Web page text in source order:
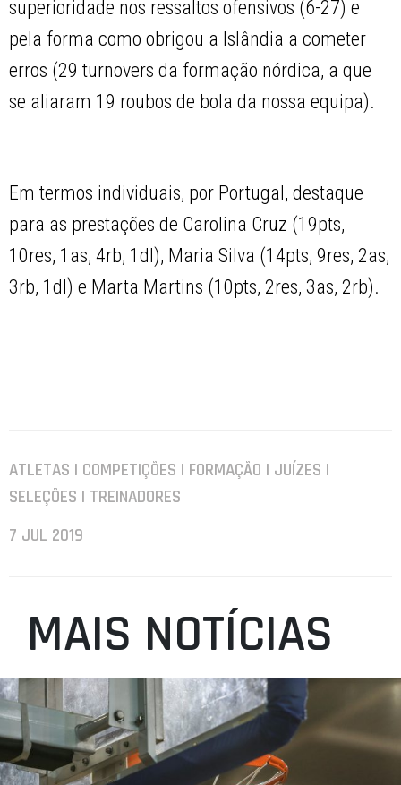
superioridade nos ressaltos ofensivos (6-27) e
pela forma como obrigou a Islândia a cometer
erros (29 turnovers da formação nórdica, a que
se aliaram 19 roubos de bola da nossa equipa).
Em termos individuais, por Portugal, destaque
para as prestações de Carolina Cruz (19pts,
10res, 1as, 4rb, 1dl), Maria Silva (14pts, 9res, 2as,
3rb, 1dl) e Marta Martins (10pts, 2res, 3as, 2rb).
ATLETAS | COMPETIÇÕES | FORMAÇÃO | JUÍZES |
SELEÇÕES | TREINADORES
7 JUL 2019
MAIS NOTÍCIAS